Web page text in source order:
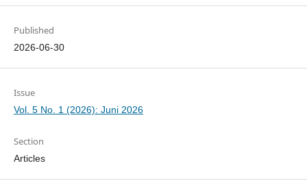
Published
2026-06-30
Issue
Vol. 5 No. 1 (2026): Juni 2026
Section
Articles